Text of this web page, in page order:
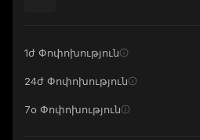
1ժ Փոփոխություն
24ժ Փոփոխություն
7օ Փոփոխություն